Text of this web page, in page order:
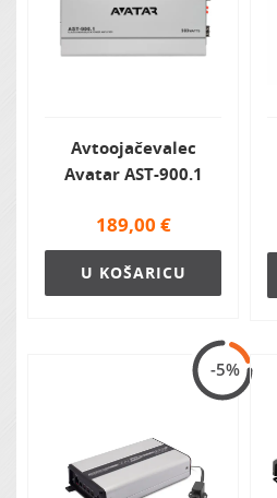
Avtoojačevalec
Avatar AST-900.1
189,00 €
U KOŠARICU
-5%